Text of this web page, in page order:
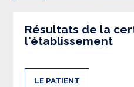
Résultats de la
l'établissement
LE PATIENT